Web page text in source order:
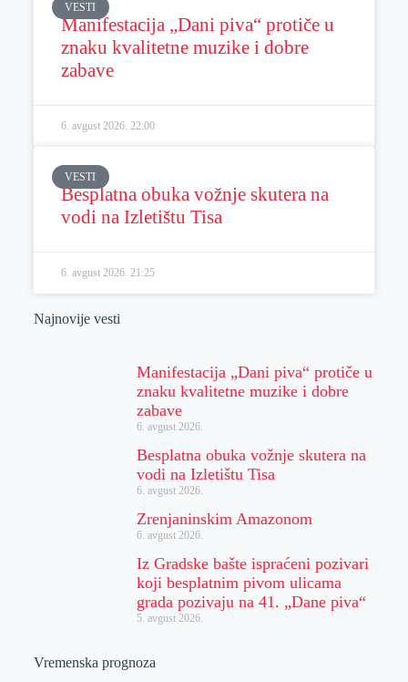
VESTI
Manifestacija „Dani piva“ protiče u
znaku kvalitetne muzike i dobre
zabave
6. avgust 2026. 22:00
VESTI
Besplatna obuka vožnje skutera na
vodi na Izletištu Tisa
6. avgust 2026. 21:25
Najnovije vesti
Manifestacija „Dani piva“ protiče u
znaku kvalitetne muzike i dobre
zabave
6. avgust 2026.
Besplatna obuka vožnje skutera na
vodi na Izletištu Tisa
6. avgust 2026.
Zrenjaninskim Amazonom
6. avgust 2026.
Iz Gradske bašte ispraćeni pozivari
koji besplatnim pivom ulicama
grada pozivaju na 41. „Dane piva“
5. avgust 2026.
Vremenska prognoza